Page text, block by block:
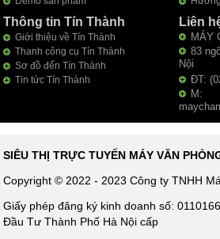
Thông tin Tín Thành
Giới thiệu về Tín Thành
Thanh công cụ Tín Thành
Sơ đồ đến Tín Thành
Tin tức Tín Thành
Liên
MÁY
83
Nội
ĐT:
M:
SIÊU THỊ TRỰC TUYẾN MÁY VĂN
Copyright © 2022 - 2023 Công ty TNHH
Giấy phép đăng ký kinh doanh số:
Đầu Tư Thành Phố Hà Nội cấp